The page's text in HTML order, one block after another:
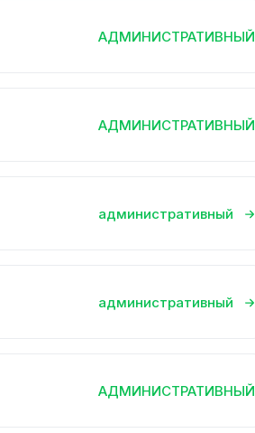
АДМИНИСТРАТИВНЫЙ
АДМИНИСТРАТИВНЫЙ
административный
административный
АДМИНИСТРАТИВНЫЙ